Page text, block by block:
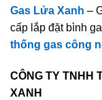
Gas Lửa Xanh –
cấp lắp đặt bình
thống gas công
CÔNG TY TNHH
XANH